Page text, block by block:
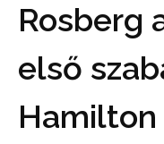
Rosberg
első